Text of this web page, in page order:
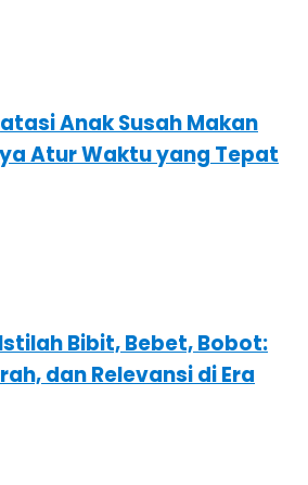
Anak Susah Makan
Atur Waktu yang Tepat
Bibit, Bebet, Bobot:
dan Relevansi di Era